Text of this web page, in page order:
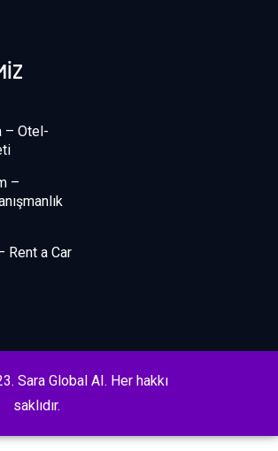
– Otel-
–
Rent a Car
Sara Global AI. Her hakkı
saklıdır.